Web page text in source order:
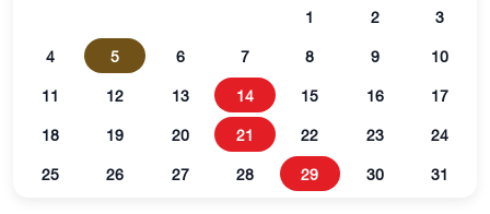
1 2 3
4 5 6 7 8 9 10
11 12 13 14 15 16 17
18 19 20 21 22 23 24
25 26 27 28 29 30 31